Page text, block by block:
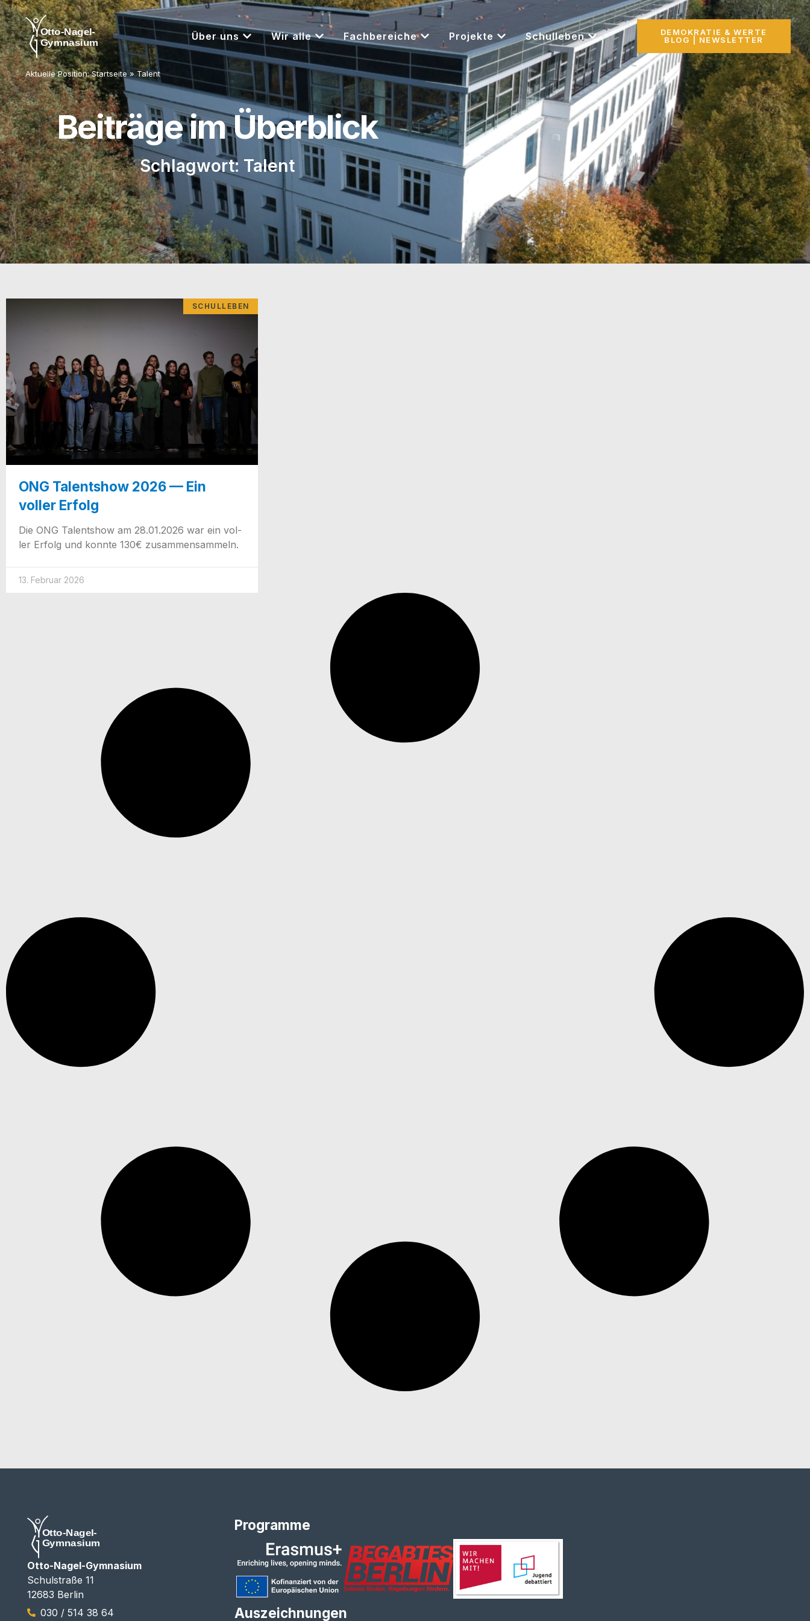
Über uns Wir alle Fachbereiche Projekte Schulleben
DEMOKRATIE & WERTE
BLOG | NEWSLETTER
Aktuelle Position:Startseite »Talent
Beiträge im Überblick
Schlagwort: Talent
SCHULLEBEN
ONG Talentshow 2026 — Ein
voller Erfolg
Die ONG Talent­show am 28.01.2026 war ein vol­
ler Erfolg und konn­te 130€ zusammensammeln.
13. Februar 2026
Otto-Nagel-Gymnasium
Schulstraße 11
12683 Berlin
030 / 514 38 64
Programme
Auszeichnungen